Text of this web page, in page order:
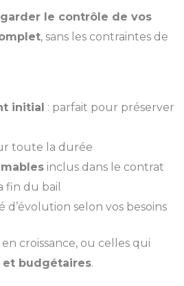
garder le contrôle de vos
, sans les contraintes de
initial : parfait pour préserver
toute la durée
inclus dans le contrat
fin du bail
d’évolution selon vos besoins
croissance, ou celles qui
et budgétaires.